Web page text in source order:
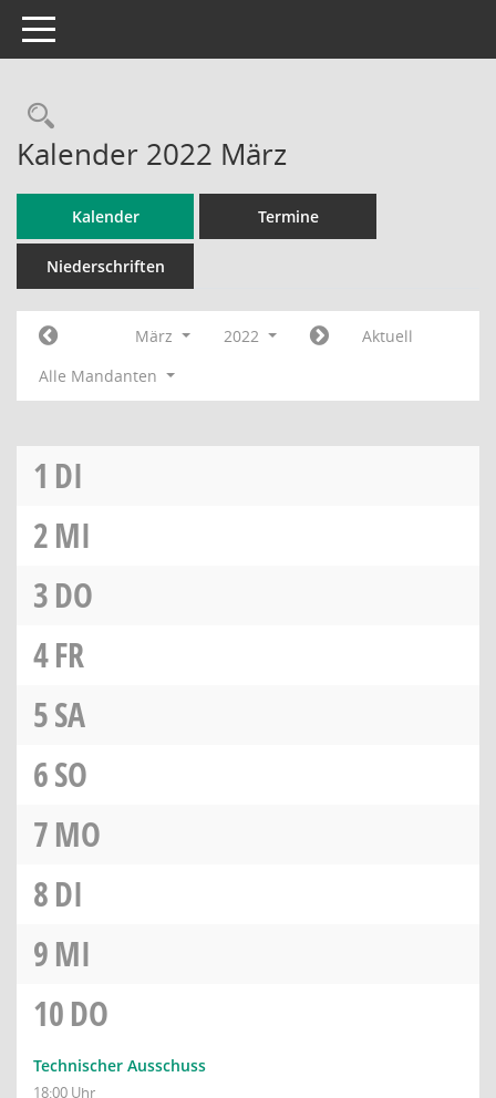
Toggle navigation
Rechercheauswahl
Kalender 2022 März
Kalender Termine
Niederschriften
März 2022
Aktuell
Alle Mandanten
1 DI
2MI
3DO
4FR
5SA
6SO
7MO
8DI
9MI
10DO
Technischer Ausschuss
18:00 Uhr